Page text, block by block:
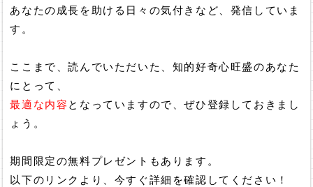
あなたの成長を助ける日々の気付きなど、発信していま
す。
ここまで、読んでいただいた、知的好奇心旺盛のあなた
にとって、
最適な内容 となっていますので、ぜひ登録しておきまし
ょう。
期間限定の無料プレゼントもあります。
以下のリンクより、今すぐ詳細を確認してください！